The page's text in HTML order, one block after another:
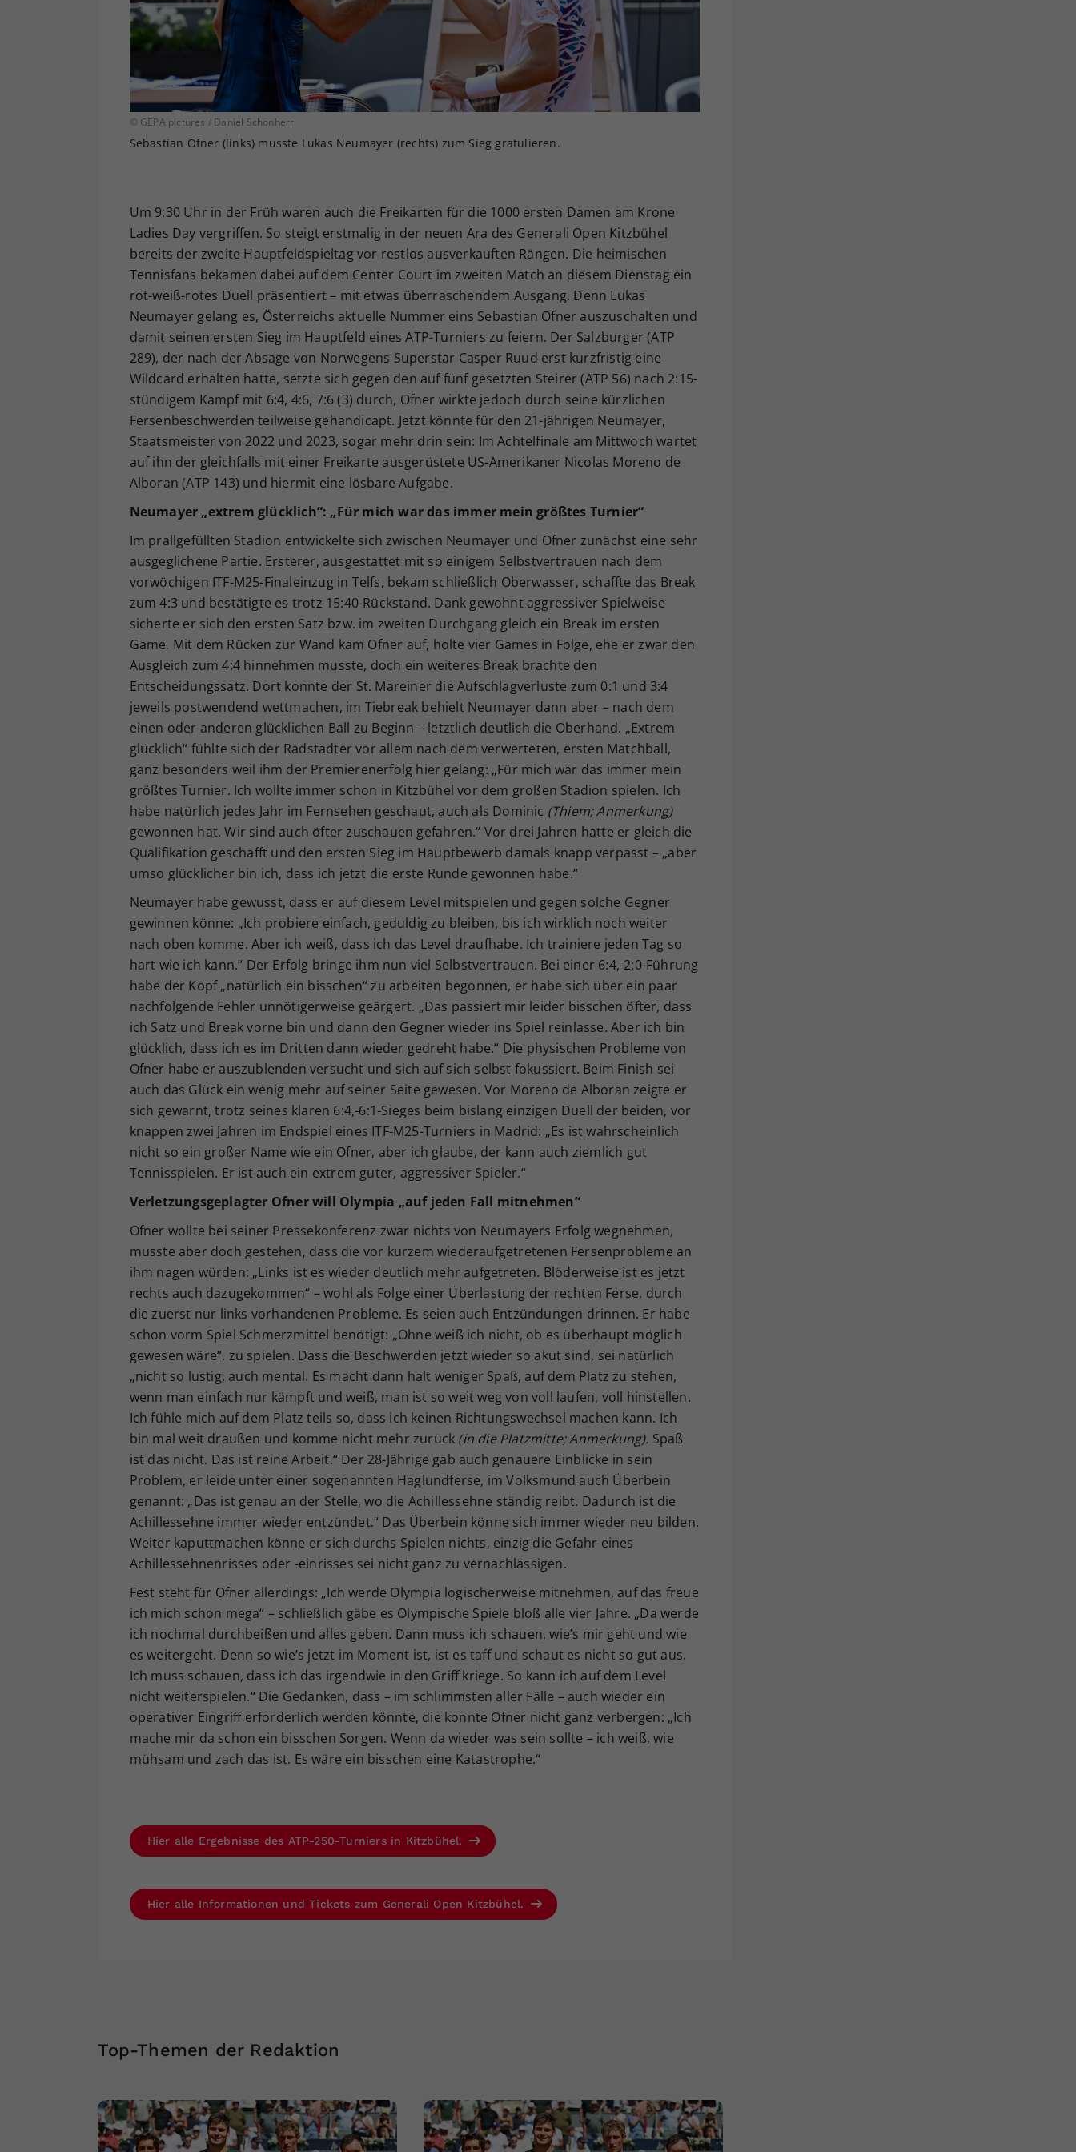
© GEPA pictures / Daniel Schönherr
Sebastian Ofner (links) musste Lukas Neumayer (rechts) zum Sieg gratulieren.
Um 9:30 Uhr in der Früh waren auch die Freikarten für die 1000 ersten Damen am Krone
Ladies Day vergriffen. So steigt erstmalig in der neuen Ära des Generali Open Kitzbühel
bereits der zweite Hauptfeldspieltag vor restlos ausverkauften Rängen. Die heimischen
Tennisfans bekamen dabei auf dem Center Court im zweiten Match an diesem Dienstag ein
rot-weiß-rotes Duell präsentiert – mit etwas überraschendem Ausgang. Denn Lukas
Neumayer gelang es, Österreichs aktuelle Nummer eins Sebastian Ofner auszuschalten und
damit seinen ersten Sieg im Hauptfeld eines ATP-Turniers zu feiern. Der Salzburger (ATP
289), der nach der Absage von Norwegens Superstar Casper Ruud erst kurzfristig eine
Wildcard erhalten hatte, setzte sich gegen den auf fünf gesetzten Steirer (ATP 56) nach 2:15-
stündigem Kampf mit 6:4, 4:6, 7:6 (3) durch, Ofner wirkte jedoch durch seine kürzlichen
Fersenbeschwerden teilweise gehandicapt. Jetzt könnte für den 21-jährigen Neumayer,
Staatsmeister von 2022 und 2023, sogar mehr drin sein: Im Achtelfinale am Mittwoch wartet
auf ihn der gleichfalls mit einer Freikarte ausgerüstete US-Amerikaner Nicolas Moreno de
Alboran (ATP 143) und hiermit eine lösbare Aufgabe.
Neumayer „extrem glücklich“: „Für mich war das immer mein größtes Turnier“
Im prallgefüllten Stadion entwickelte sich zwischen Neumayer und Ofner zunächst eine sehr
ausgeglichene Partie. Ersterer, ausgestattet mit so einigem Selbstvertrauen nach dem
vorwöchigen ITF-M25-Finaleinzug in Telfs, bekam schließlich Oberwasser, schaffte das Break
zum 4:3 und bestätigte es trotz 15:40-Rückstand. Dank gewohnt aggressiver Spielweise
sicherte er sich den ersten Satz bzw. im zweiten Durchgang gleich ein Break im ersten
Game. Mit dem Rücken zur Wand kam Ofner auf, holte vier Games in Folge, ehe er zwar den
Ausgleich zum 4:4 hinnehmen musste, doch ein weiteres Break brachte den
Entscheidungssatz. Dort konnte der St. Mareiner die Aufschlagverluste zum 0:1 und 3:4
jeweils postwendend wettmachen, im Tiebreak behielt Neumayer dann aber – nach dem
einen oder anderen glücklichen Ball zu Beginn – letztlich deutlich die Oberhand. „Extrem
glücklich“ fühlte sich der Radstädter vor allem nach dem verwerteten, ersten Matchball,
ganz besonders weil ihm der Premierenerfolg hier gelang: „Für mich war das immer mein
größtes Turnier. Ich wollte immer schon in Kitzbühel vor dem großen Stadion spielen. Ich
habe natürlich jedes Jahr im Fernsehen geschaut, auch als Dominic (Thiem; Anmerkung)
gewonnen hat. Wir sind auch öfter zuschauen gefahren.“ Vor drei Jahren hatte er gleich die
Qualifikation geschafft und den ersten Sieg im Hauptbewerb damals knapp verpasst – „aber
umso glücklicher bin ich, dass ich jetzt die erste Runde gewonnen habe.“
Neumayer habe gewusst, dass er auf diesem Level mitspielen und gegen solche Gegner
gewinnen könne: „Ich probiere einfach, geduldig zu bleiben, bis ich wirklich noch weiter
nach oben komme. Aber ich weiß, dass ich das Level draufhabe. Ich trainiere jeden Tag so
hart wie ich kann.“ Der Erfolg bringe ihm nun viel Selbstvertrauen. Bei einer 6:4,-2:0-Führung
habe der Kopf „natürlich ein bisschen“ zu arbeiten begonnen, er habe sich über ein paar
nachfolgende Fehler unnötigerweise geärgert. „Das passiert mir leider bisschen öfter, dass
ich Satz und Break vorne bin und dann den Gegner wieder ins Spiel reinlasse. Aber ich bin
glücklich, dass ich es im Dritten dann wieder gedreht habe.“ Die physischen Probleme von
Ofner habe er auszublenden versucht und sich auf sich selbst fokussiert. Beim Finish sei
auch das Glück ein wenig mehr auf seiner Seite gewesen. Vor Moreno de Alboran zeigte er
sich gewarnt, trotz seines klaren 6:4,-6:1-Sieges beim bislang einzigen Duell der beiden, vor
knappen zwei Jahren im Endspiel eines ITF-M25-Turniers in Madrid: „Es ist wahrscheinlich
nicht so ein großer Name wie ein Ofner, aber ich glaube, der kann auch ziemlich gut
Tennisspielen. Er ist auch ein extrem guter, aggressiver Spieler.“
Verletzungsgeplagter Ofner will Olympia „auf jeden Fall mitnehmen“
Ofner wollte bei seiner Pressekonferenz zwar nichts von Neumayers Erfolg wegnehmen,
musste aber doch gestehen, dass die vor kurzem wiederaufgetretenen Fersenprobleme an
ihm nagen würden: „Links ist es wieder deutlich mehr aufgetreten. Blöderweise ist es jetzt
rechts auch dazugekommen“ – wohl als Folge einer Überlastung der rechten Ferse, durch
die zuerst nur links vorhandenen Probleme. Es seien auch Entzündungen drinnen. Er habe
schon vorm Spiel Schmerzmittel benötigt: „Ohne weiß ich nicht, ob es überhaupt möglich
gewesen wäre“, zu spielen. Dass die Beschwerden jetzt wieder so akut sind, sei natürlich
„nicht so lustig, auch mental. Es macht dann halt weniger Spaß, auf dem Platz zu stehen,
wenn man einfach nur kämpft und weiß, man ist so weit weg von voll laufen, voll hinstellen.
Ich fühle mich auf dem Platz teils so, dass ich keinen Richtungswechsel machen kann. Ich
bin mal weit draußen und komme nicht mehr zurück (in die Platzmitte; Anmerkung). Spaß
ist das nicht. Das ist reine Arbeit.“ Der 28-Jährige gab auch genauere Einblicke in sein
Problem, er leide unter einer sogenannten Haglundferse, im Volksmund auch Überbein
genannt: „Das ist genau an der Stelle, wo die Achillessehne ständig reibt. Dadurch ist die
Achillessehne immer wieder entzündet.“ Das Überbein könne sich immer wieder neu bilden.
Weiter kaputtmachen könne er sich durchs Spielen nichts, einzig die Gefahr eines
Achillessehnenrisses oder -einrisses sei nicht ganz zu vernachlässigen.
Fest steht für Ofner allerdings: „Ich werde Olympia logischerweise mitnehmen, auf das freue
ich mich schon mega“ – schließlich gäbe es Olympische Spiele bloß alle vier Jahre. „Da werde
ich nochmal durchbeißen und alles geben. Dann muss ich schauen, wie’s mir geht und wie
es weitergeht. Denn so wie’s jetzt im Moment ist, ist es taff und schaut es nicht so gut aus.
Ich muss schauen, dass ich das irgendwie in den Griff kriege. So kann ich auf dem Level
nicht weiterspielen.“ Die Gedanken, dass – im schlimmsten aller Fälle – auch wieder ein
operativer Eingriff erforderlich werden könnte, die konnte Ofner nicht ganz verbergen: „Ich
mache mir da schon ein bisschen Sorgen. Wenn da wieder was sein sollte – ich weiß, wie
mühsam und zach das ist. Es wäre ein bisschen eine Katastrophe.“
Hier alle Ergebnisse des ATP-250-Turniers in Kitzbühel.
Hier alle Informationen und Tickets zum Generali Open Kitzbühel.
Top-Themen der Redaktion
Ihrer vorgenommen Einstellungen, falls der
Webseiten-Betreiber dies eingestellt hat.